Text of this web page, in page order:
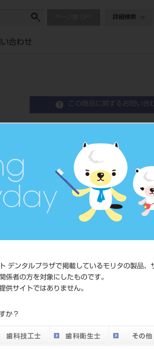
デンタルプラザで掲載しているモリタの製品、
係者の方を対象にしたものです。
供サイトではありません。
か？
詳細検索
合わせ
この商品に関するお問い合
サーモトロール用 カー
歯科技工用高周波鋳造器専用ル
品目コード
JAN/EANコード
価格の
ネット
い。
発売日
SKメ
DO vol.26 掲載ペー
614 617